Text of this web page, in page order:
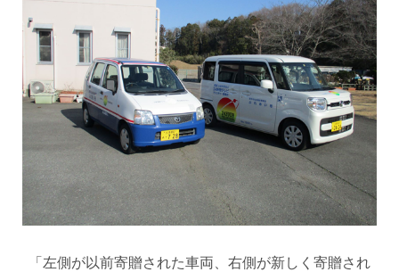
「左側が以前寄贈された車両、右側が新しく寄贈され